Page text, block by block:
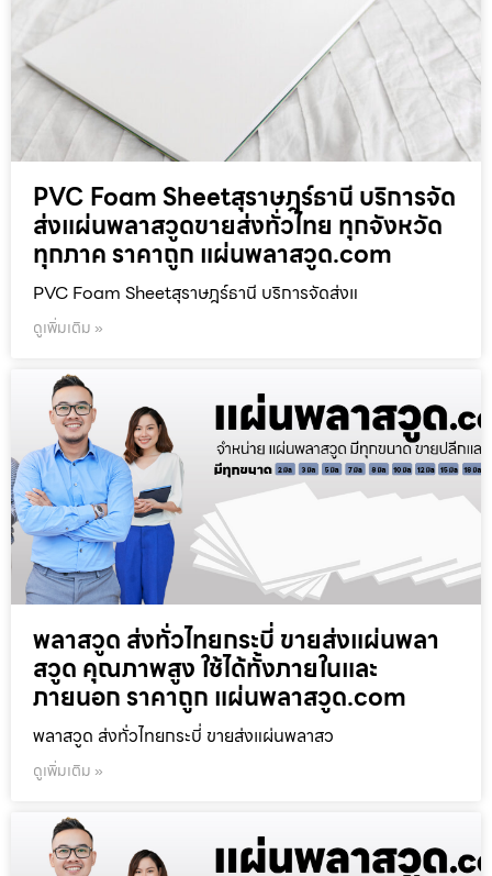
PVC Foam Sheetสุราษฎร์ธานี บริการจัด
ส่งแผ่นพลาสวูดขายส่งทั่วไทย ทุกจังหวัด
ทุกภาค ราคาถูก แผ่นพลาสวูด.com
PVC Foam Sheetสุราษฎร์ธานี บริการจัดส่งแ
ดูเพิ่มเติม »
พลาสวูด ส่งทั่วไทยกระบี่ ขายส่งแผ่นพลา
สวูด คุณภาพสูง ใช้ได้ทั้งภายในและ
ภายนอก ราคาถูก แผ่นพลาสวูด.com
พลาสวูด ส่งทั่วไทยกระบี่ ขายส่งแผ่นพลาสว
ดูเพิ่มเติม »